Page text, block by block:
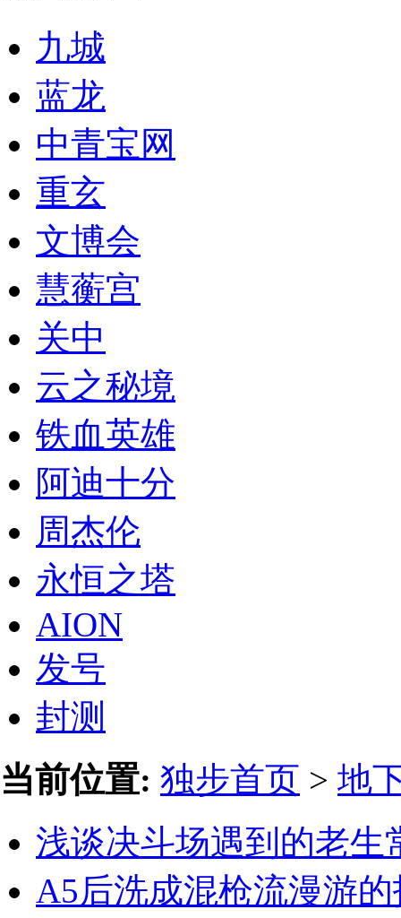
九城
蓝龙
中青宝网
重玄
文博会
慧蘅宫
关中
云之秘境
铁血英雄
阿迪十分
周杰伦
永恒之塔
AION
发号
封测
当前位置: 独步首页 > 地
浅谈决斗场遇到的老生
A5后洗成混枪流漫游